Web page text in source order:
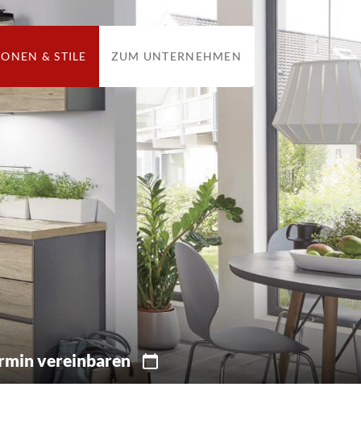
& STILE ZUM UNTERNEHMEN
vereinbaren